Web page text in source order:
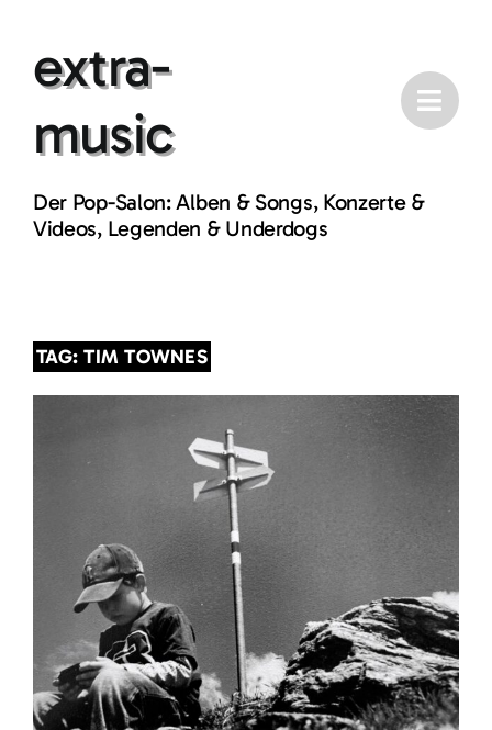
contentextra-
music
Der Pop-Salon: Alben & Songs, Konzerte &
Videos, Legenden & Underdogs
TAG: TIM TOWNES